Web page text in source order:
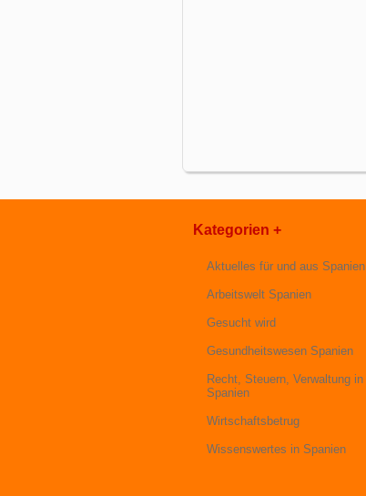
Kategorien +
Aktuelles für und aus Spanien
Arbeitswelt Spanien
Gesucht wird
Gesundheitswesen Spanien
Recht, Steuern, Verwaltung in
Spanien
Wirtschaftsbetrug
Wissenswertes in Spanien